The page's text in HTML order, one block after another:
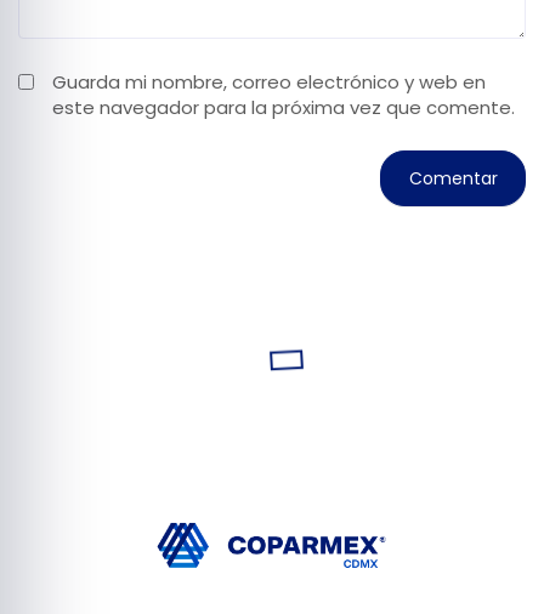
Guarda mi nombre, correo electrónico y web en
este navegador para la próxima vez que comente.